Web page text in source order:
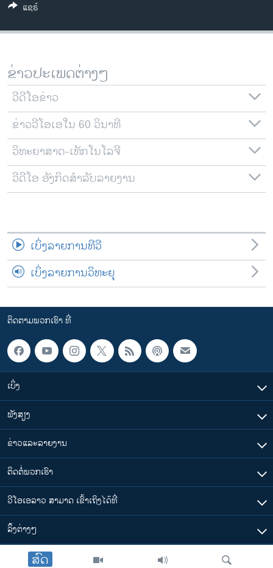
ຊຸມຊົນຊາວລາວ
ວິທະຍາສາດ-ເທັກໂນໂລຈີ
ພາສາອັງກິດ
ວີດີໂອ
ສຽງ
ລາຍການກະຈາຍສຽງ
ລາຍງານ
ຕິດຕາມພວກເຮົາ ທີ່
ສົດ
ແຊຣ໌
ຂ່າວປະເພດຕ່າງໆ
ວີດີໂອຂ່າວ
ຂ່າວວີໂອເອໃນ 60 ວິນາທີ
ວິທະຍາສາດ-ເທັກໂນໂລຈີ
ວີດີໂອ ອັງກິດສຳລັບລາຍງານ
ເບິ່ງລາຍການທີວີ
ເບິ່ງລາຍການວິທະຍຸ
ຕິດຕາມພວກເຮົາ ທີ່
ເບິ່ງ
ຟັງສຽງ
ຂ່າວແລະລາຍງານ
ຕິດຕໍ່ພວກເຮົາ
ວີໂອເອລາວ ສາມາດ ເຂົ້າເຖິງໄດ້ທີ່
​ລິ້ງ​ຕ່າງໆ
ຕາມເວລາໃນລາວ